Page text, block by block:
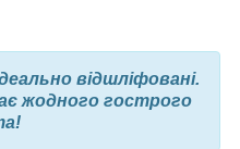
відшліфовані.
жодного гострого